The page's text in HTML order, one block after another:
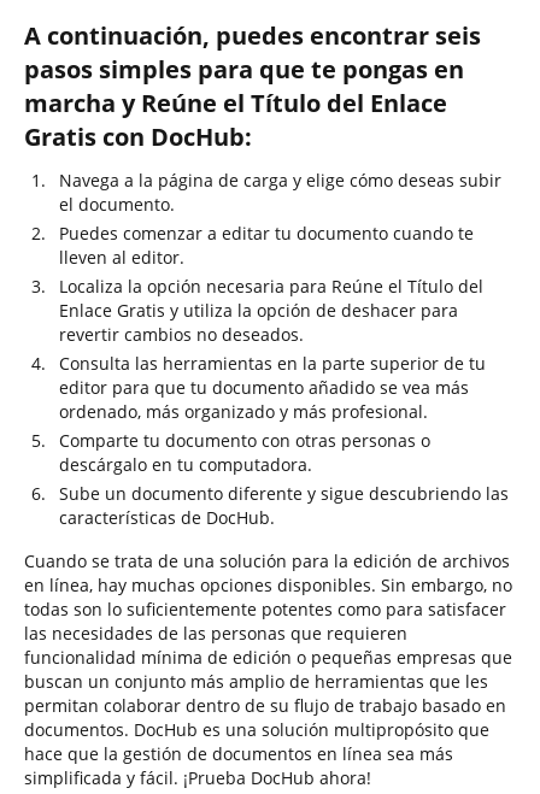
A continuación, puedes encontrar seis
pasos simples para que te pongas en
marcha y Reúne el Título del Enlace
Gratis con DocHub:
Navega a la página de carga y elige cómo deseas subir
el documento.
Puedes comenzar a editar tu documento cuando te
lleven al editor.
Localiza la opción necesaria para Reúne el Título del
Enlace Gratis y utiliza la opción de deshacer para
revertir cambios no deseados.
Consulta las herramientas en la parte superior de tu
editor para que tu documento añadido se vea más
ordenado, más organizado y más profesional.
Comparte tu documento con otras personas o
descárgalo en tu computadora.
Sube un documento diferente y sigue descubriendo las
características de DocHub.
Cuando se trata de una solución para la edición de archivos
en línea, hay muchas opciones disponibles. Sin embargo, no
todas son lo suficientemente potentes como para satisfacer
las necesidades de las personas que requieren
funcionalidad mínima de edición o pequeñas empresas que
buscan un conjunto más amplio de herramientas que les
permitan colaborar dentro de su flujo de trabajo basado en
documentos. DocHub es una solución multipropósito que
hace que la gestión de documentos en línea sea más
simplificada y fácil. ¡Prueba DocHub ahora!